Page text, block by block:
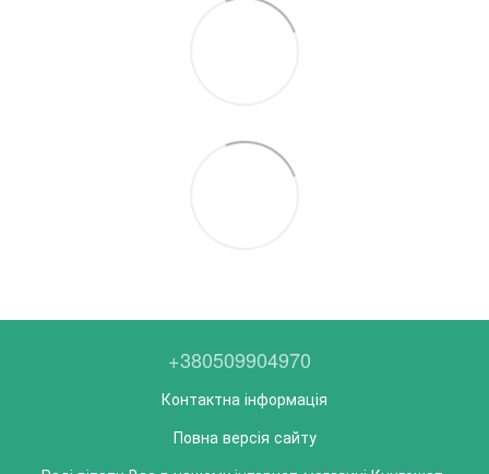
+380509904970
Контактна інформація
Повна версія сайту